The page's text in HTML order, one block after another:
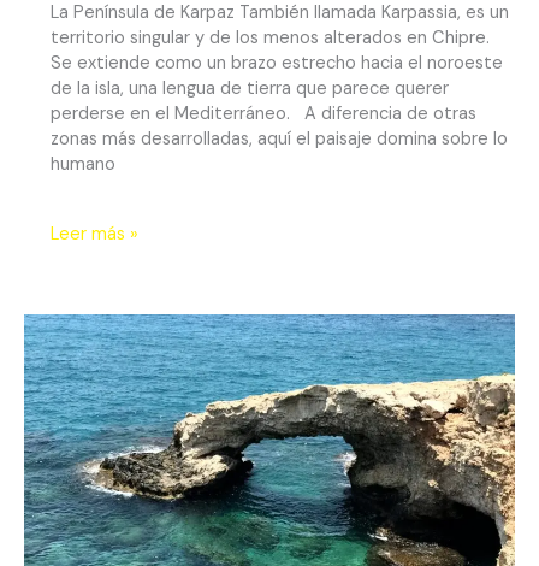
La Península de Karpaz También llamada Karpassia, es un
territorio singular y de los menos alterados en Chipre.
Se extiende como un brazo estrecho hacia el noroeste
de la isla, una lengua de tierra que parece querer
perderse en el Mediterráneo. A diferencia de otras
zonas más desarrolladas, aquí el paisaje domina sobre lo
humano
Leer más »
Ayia
Napa:
Destino
Definitivo
de
Sol
Intenso
y
Mar
Turquesa